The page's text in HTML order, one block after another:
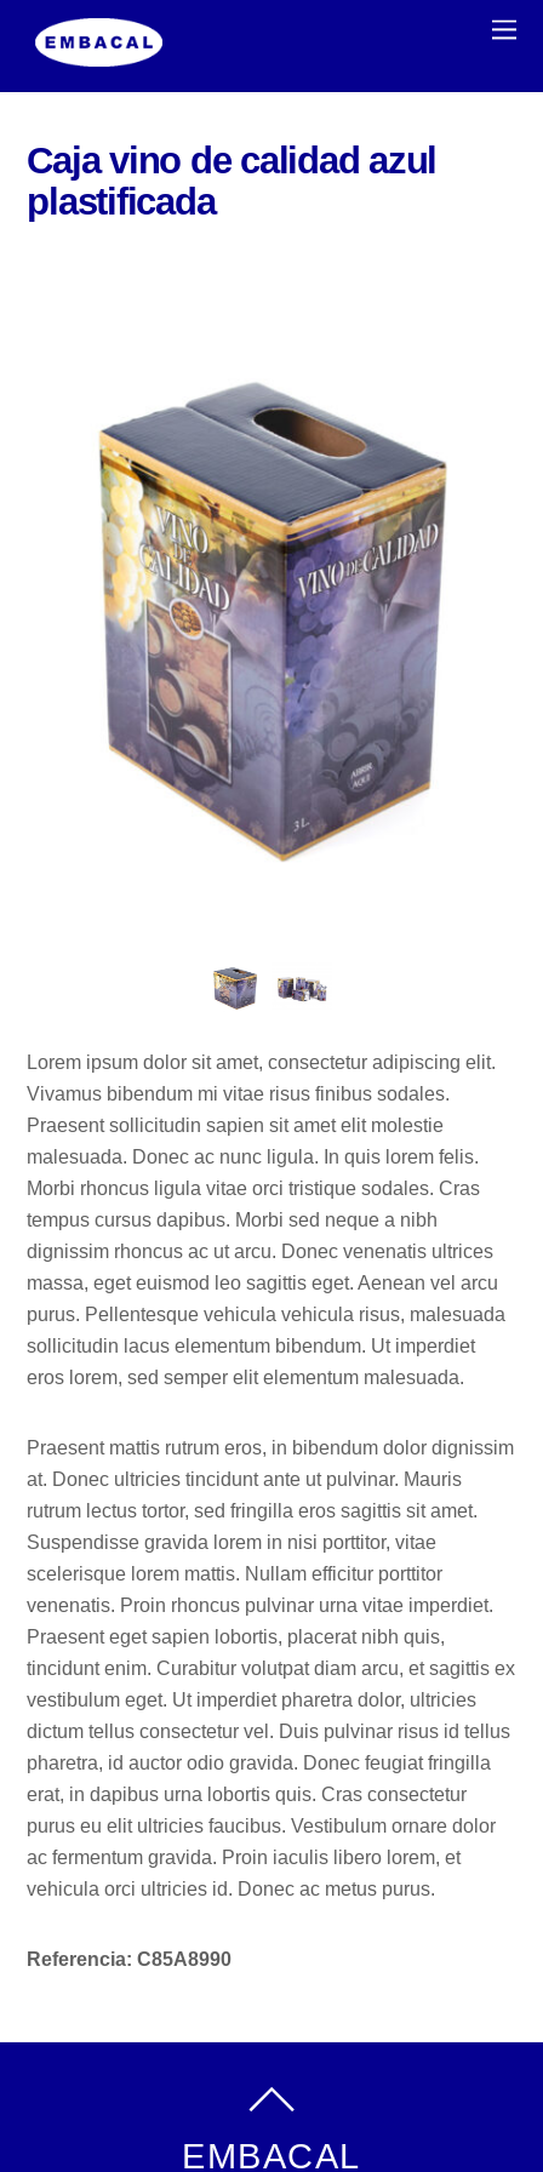
Caja vino de calidad azul
plastificada
Lorem ipsum dolor sit amet, consectetur adipiscing elit.
Vivamus bibendum mi vitae risus finibus sodales.
Praesent sollicitudin sapien sit amet elit molestie
malesuada. Donec ac nunc ligula. In quis lorem felis.
Morbi rhoncus ligula vitae orci tristique sodales. Cras
tempus cursus dapibus. Morbi sed neque a nibh
dignissim rhoncus ac ut arcu. Donec venenatis ultrices
massa, eget euismod leo sagittis eget. Aenean vel arcu
purus. Pellentesque vehicula vehicula risus, malesuada
sollicitudin lacus elementum bibendum. Ut imperdiet
eros lorem, sed semper elit elementum malesuada.
Praesent mattis rutrum eros, in bibendum dolor dignissim
at. Donec ultricies tincidunt ante ut pulvinar. Mauris
rutrum lectus tortor, sed fringilla eros sagittis sit amet.
Suspendisse gravida lorem in nisi porttitor, vitae
scelerisque lorem mattis. Nullam efficitur porttitor
venenatis. Proin rhoncus pulvinar urna vitae imperdiet.
Praesent eget sapien lobortis, placerat nibh quis,
tincidunt enim. Curabitur volutpat diam arcu, et sagittis ex
vestibulum eget. Ut imperdiet pharetra dolor, ultricies
dictum tellus consectetur vel. Duis pulvinar risus id tellus
pharetra, id auctor odio gravida. Donec feugiat fringilla
erat, in dapibus urna lobortis quis. Cras consectetur
purus eu elit ultricies faucibus. Vestibulum ornare dolor
ac fermentum gravida. Proin iaculis libero lorem, et
vehicula orci ultricies id. Donec ac metus purus.
Referencia: C85A8990
EMBACAL